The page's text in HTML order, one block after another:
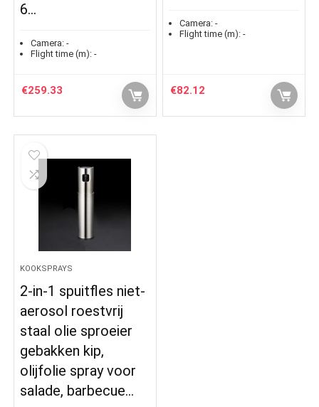
6…
Camera: -
Flight time (m): -
€259.33
Camera: -
Flight time (m): -
€82.12
KOOKSPRAYS
2-in-1 spuitfles niet-
aerosol roestvrij
staal olie sproeier
gebakken kip,
olijfolie spray voor
salade, barbecue…